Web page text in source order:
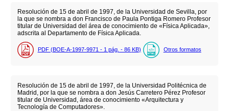
Resolución de 15 de abril de 1997, de la Universidad de Sevilla, por
la que se nombra a don Francisco de Paula Pontiga Romero Profesor
titular de Universidad del área de conocimiento de «Física Aplicada»,
adscrita al Departamento de Física Aplicada.
PDF (BOE-A-1997-9971 - 1 pág. - 86 KB) Otros formatos
Resolución de 15 de abril de 1997, de la Universidad Politécnica de
Madrid, por la que se nombra a don Jesús Carretero Pérez Profesor
titular de Universidad, área de conocimiento «Arquitectura y
Tecnología de Computadores».